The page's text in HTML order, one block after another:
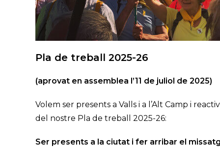
Pla de treball 2025-26
(aprovat en assemblea l’11 de juliol de 2025)
Volem ser presents a Valls i a l’Alt Camp i
del nostre Pla de treball 2025-26:
Ser presents a la ciutat i fer arribar el